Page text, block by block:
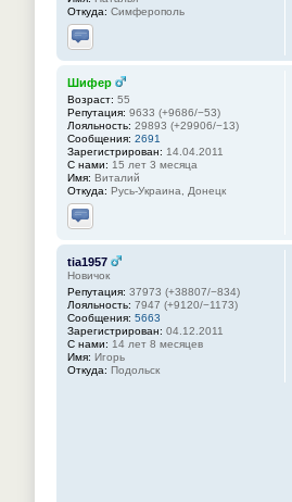
Откуда: Симферополь
Отправить личное сообщение
Шифер
Возраст: 55
Репутация: 9633 (+9686/−53)
Лояльность: 29893 (+29906/−13)
Сообщения: 2691
Зарегистрирован: 14.04.2011
С нами: 15 лет 3 месяца
Имя: Виталий
Откуда: Русь-Украина, Донецк
Отправить личное сообщение
tia1957
Новичок
Репутация: 37973 (+38807/−834)
Лояльность: 7947 (+9120/−1173)
Сообщения: 5663
Зарегистрирован: 04.12.2011
С нами: 14 лет 8 месяцев
Имя: Игорь
Откуда: Подольск